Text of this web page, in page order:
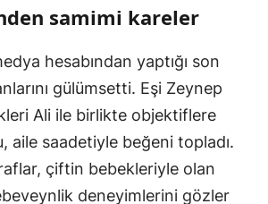
samimi kareler
hesabından yaptığı son
gülümsetti. Eşi Zeynep
Ali ile birlikte objektiflere
aile saadetiyle beğeni topladı.
çiftin bebekleriyle olan
deneyimlerini gözler